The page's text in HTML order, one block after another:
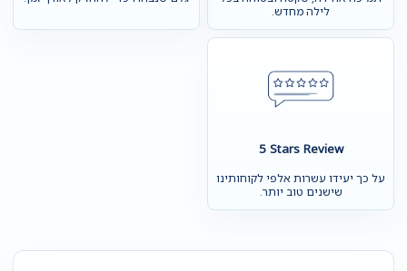
לילה מחדש.
5 Stars Review
על כך יעידו עשרות אלפי לקוחותינו
שישנים טוב יותר.